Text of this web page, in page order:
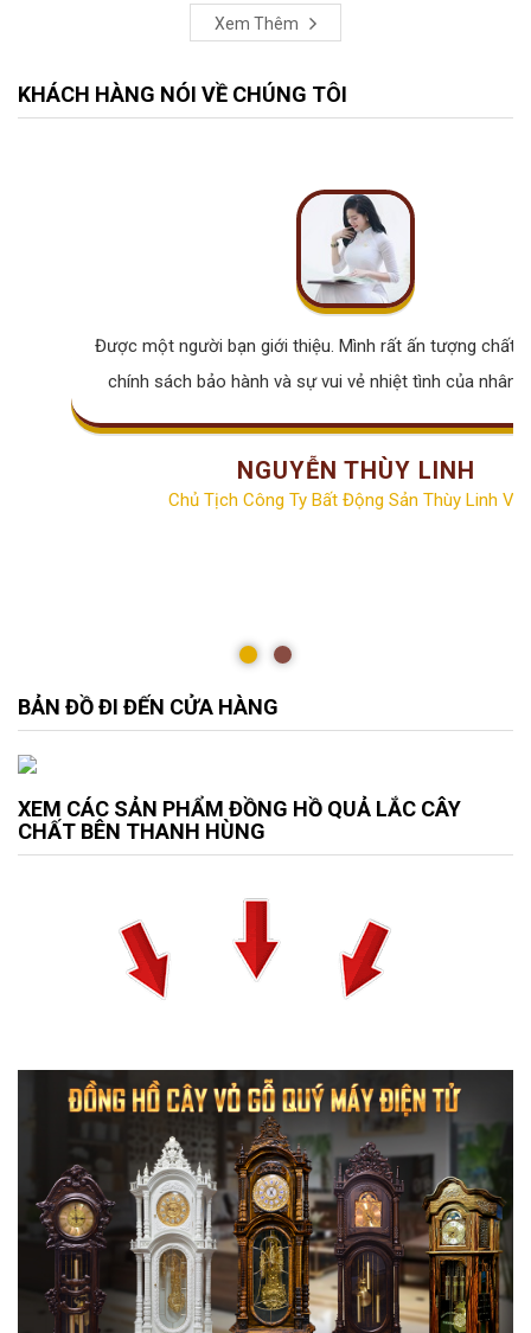
Xem Thêm
KHÁCH HÀNG NÓI VỀ CHÚNG TÔI
Được một người bạn giới thiệu. Mình rất ấn tượng chất
chính sách bảo hành và sự vui vẻ nhiệt tình của nhân
NGUYỄN THÙY LINH
Chủ Tịch Công Ty Bất Động Sản Thùy Linh
BẢN ĐỒ ĐI ĐẾN CỬA HÀNG
XEM CÁC SẢN PHẨM ĐỒNG HỒ QUẢ LẮC CÂY
CHẤT BÊN THANH HÙNG